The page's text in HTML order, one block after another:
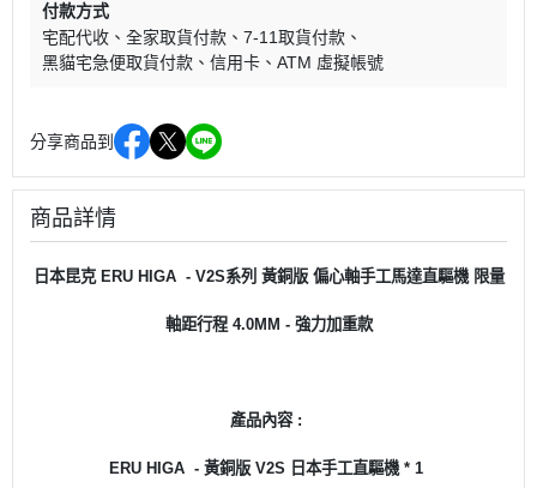
付款方式
宅配代收
全家取貨付款
7-11取貨付款
黑貓宅急便取貨付款
信用卡 ATM 虛擬帳號
分享商品到
商品詳情
日本昆克 ERU HIGA - V2S系列 黃銅版 偏心軸手工馬達直驅機 限量
軸距行程 4.0MM - 強力加重款
產品內容 :
ERU HIGA - 黃銅版 V2S 日本手工直驅機 * 1